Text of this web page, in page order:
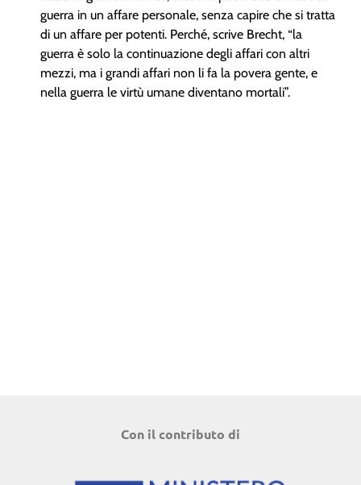
guerra in un affare personale, senza capire che si tratta
di un affare per potenti. Perché, scrive Brecht, “la
guerra è solo la continuazione degli affari con altri
mezzi, ma i grandi affari non li fa la povera gente, e
nella guerra le virtù umane diventano mortali”.
Con il contributo di